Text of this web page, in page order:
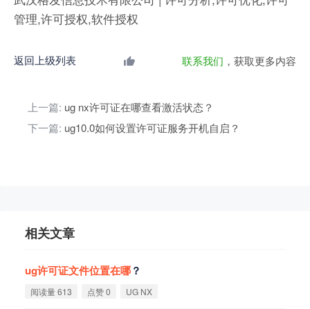
管理,许可授权,软件授权
返回上级列表 联系我们 ，获取更多内容
上一篇: ug nx许可证在哪查看激活状态？
下一篇: ug10.0如何设置许可证服务开机自启？
相关文章
ug许可证文件位置在哪？
阅读量 613 点赞 0 UG NX